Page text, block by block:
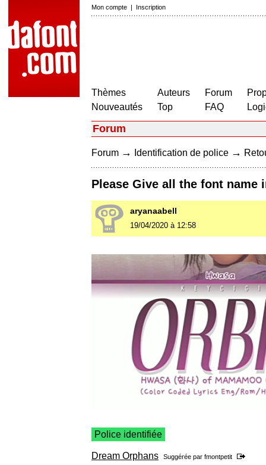
Mon compte | Inscription
Thèmes
Nouveautés
Auteurs
Top
Forum
FAQ
Forum
Forum → Identification de police →
Please Give all the font name
aryanaabell
19/04/2020 à 12:58
Police identifiée
Dream Orphans Suggérée par fmontpetit